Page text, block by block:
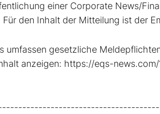
einer Corporate News/
Für den Inhalt der Mitteilung ist der
umfassen gesetzliche
anzeigen: https://eqs-